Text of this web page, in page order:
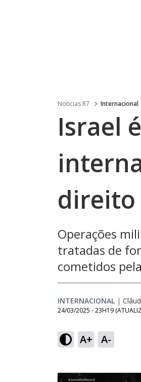
Noticias R7 Internacional
Israel
direito
Operações
tratadas de
cometidos
INTERNACIONAL |
24/03/2025 - 23H19
A+ A-